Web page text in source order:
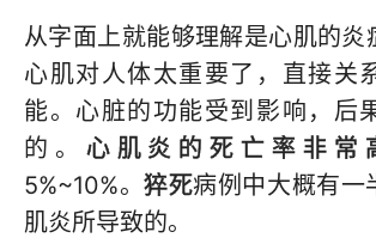
从字面上就能够理解是心肌的炎
心肌对人体太重要了，直接关
能。心脏的功能受到影响，后
的。 心肌炎的死亡率非常
5%~10%。猝死病例中大概有一
肌炎所导致的。